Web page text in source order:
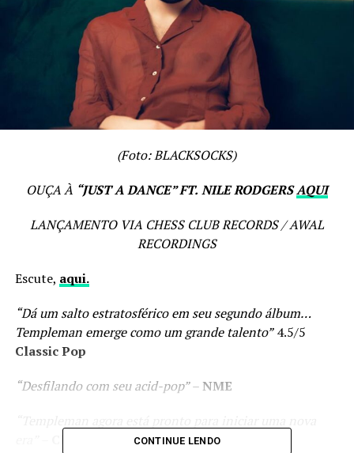
(Foto: BLACKSOCKS)
OUÇA À “JUST A DANCE” FT. NILE RODGERSAQUI
LANÇAMENTO VIA CHESS CLUB RECORDS / AWAL
RECORDINGS
Escute, aqui.
“Dá um salto estratosférico em seu segundo álbum…
Templeman emerge como um grande talento”4.5/5
Classic Pop
“Desfilando com seu acid-pop”–NME
CONTINUE LENDO